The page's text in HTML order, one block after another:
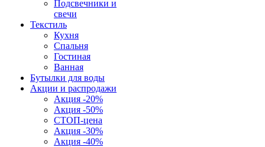
Подсвечники и
свечи
Текстиль
Кухня
Спальня
Гостиная
Ванная
Бутылки для воды
Акции и распродажи
Акция -20%
Акция -50%
СТОП-цена
Акция -30%
Акция -40%